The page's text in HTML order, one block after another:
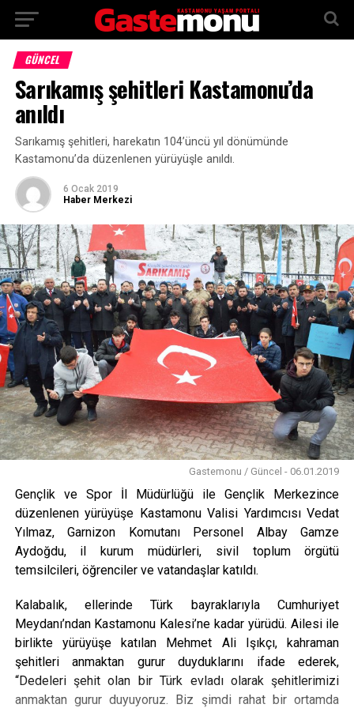
GÜNCEL
Sarıkamış şehitleri Kastamonu’da
anıldı
Sarıkamış şehitleri, harekatın 104’üncü yıl dönümünde
Kastamonu’da düzenlenen yürüyüşle anıldı.
6 Ocak 2019
Haber Merkezi
Gastemonu / Güncel - 06.01.2019
Gençlik ve Spor İl Müdürlüğü ile Gençlik Merkezince
düzenlenen yürüyüşe Kastamonu Valisi Yardımcısı Vedat
Yılmaz, Garnizon Komutanı Personel Albay Gamze
Aydoğdu, il kurum müdürleri, sivil toplum örgütü
temsilcileri, öğrenciler ve vatandaşlar katıldı.
Kalabalık, ellerinde Türk bayraklarıyla Cumhuriyet
Meydanı’ndan Kastamonu Kalesi’ne kadar yürüdü. Ailesi ile
birlikte yürüyüşe katılan Mehmet Ali Işıkçı, kahraman
şehitleri anmaktan gurur duyduklarını ifade ederek,
“Dedeleri şehit olan bir Türk evladı olarak şehitlerimizi
anmaktan gurur duyuyoruz. Biz şimdi rahat bir ortamda